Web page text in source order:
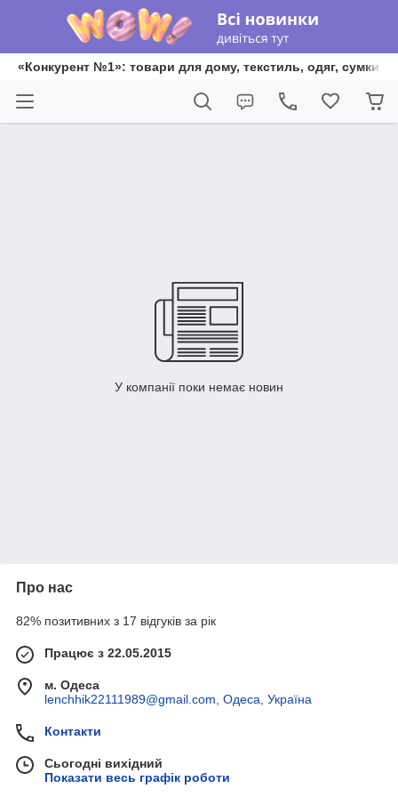
«Конкурент №1»: товари для дому, текстиль, одяг, сумки
У компанії поки немає новин
Про нас
82% позитивних з 17 відгуків за рік
Працює з 22.05.2015
м. Одеса
lenchhik22111989@gmail.com, Одеса, Україна
Контакти
Сьогодні вихідний
Показати весь графік роботи